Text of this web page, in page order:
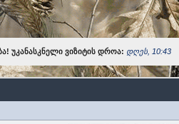
უკანასკნელი ვიზიტის დროა: დღეს, 10:43